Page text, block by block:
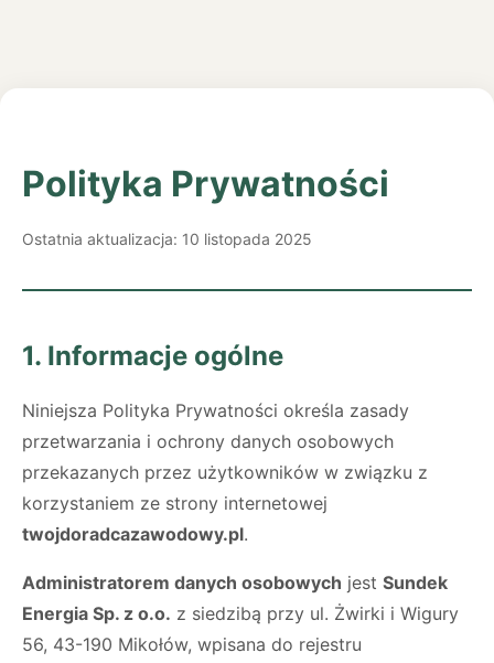
Polityka Prywatności
Ostatnia aktualizacja: 10 listopada 2025
1. Informacje ogólne
Niniejsza Polityka Prywatności określa zasady
przetwarzania i ochrony danych osobowych
przekazanych przez użytkowników w związku z
korzystaniem ze strony internetowej
twojdoradcazawodowy.pl.
Administratorem danych osobowych jest Sundek
Energia Sp. z o.o. z siedzibą przy ul. Żwirki i Wigury
56, 43-190 Mikołów, wpisana do rejestru